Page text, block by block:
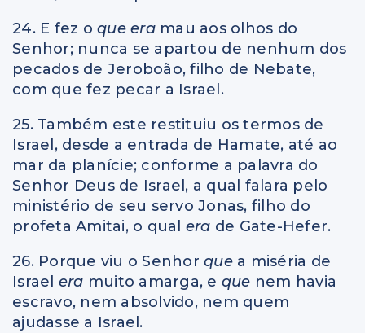
24. E fez o que era mau aos olhos do
Senhor; nunca se apartou de nenhum dos
pecados de Jeroboão, filho de Nebate,
com que fez pecar a Israel.
25. Também este restituiu os termos de
Israel, desde a entrada de Hamate, até ao
mar da planície; conforme a palavra do
Senhor Deus de Israel, a qual falara pelo
ministério de seu servo Jonas, filho do
profeta Amitai, o qual era de Gate-Hefer.
26. Porque viu o Senhor que a miséria de
Israel era muito amarga, e que nem havia
escravo, nem absolvido, nem quem
ajudasse a Israel.